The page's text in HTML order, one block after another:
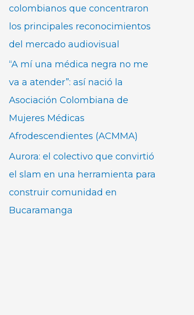
colombianos que concentraron
los principales reconocimientos
del mercado audiovisual
“A mí una médica negra no me
va a atender”: así nació la
Asociación Colombiana de
Mujeres Médicas
Afrodescendientes (ACMMA)
Aurora: el colectivo que convirtió
el slam en una herramienta para
construir comunidad en
Bucaramanga